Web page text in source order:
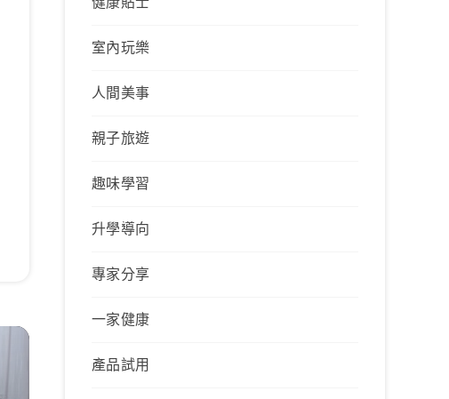
室內玩樂
人間美事
親子旅遊
趣味學習
升學導向
專家分享
一家健康
產品試用